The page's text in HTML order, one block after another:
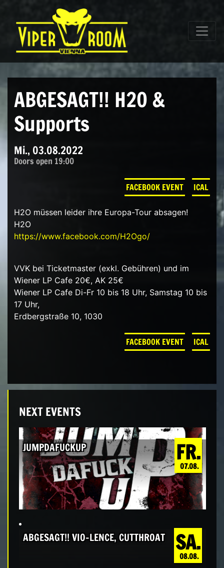
Hauptnavigation
ABGESAGT!! H2O &
Supports
Mi., 03.08.2022
Doors open 19:00
FACEBOOK EVENT ICAL
H2O müssen leider ihre Europa-Tour absagen!
H2O
https://www.facebook.com/H2Ogo/
VVK bei Ticketmaster (exkl. Gebühren) und im
Wiener LP Cafe 20€, AK 25€
Wiener LP Cafe Di-Fr 10 bis 18 Uhr, Samstag 10 bis
17 Uhr,
Erdbergstraße 10, 1030
FACEBOOK EVENT ICAL
NEXT EVENTS
FR.
07.08.
JUMPDAFUCKUP
SA.
08.08.
ABGESAGT!! VIO-LENCE, CUTTHROAT